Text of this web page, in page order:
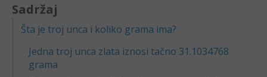
Sadržaj
Šta je troj unca i koliko grama ima?
Jedna troj unca zlata iznosi tačno 31.1034768
grama